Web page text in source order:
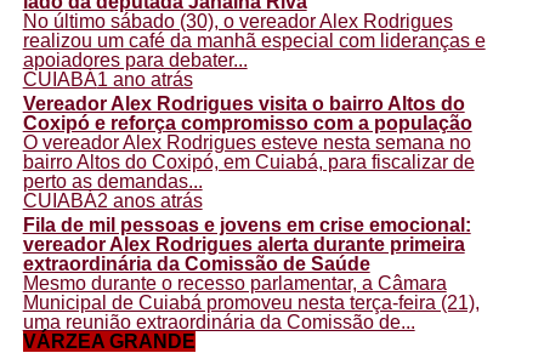
No último sábado (30), o vereador Alex Rodrigues
realizou um café da manhã especial com lideranças e
apoiadores para debater...
CUIABÁ1 ano atrás
Vereador Alex Rodrigues visita o bairro Altos do
Coxipó e reforça compromisso com a população
O vereador Alex Rodrigues esteve nesta semana no
bairro Altos do Coxipó, em Cuiabá, para fiscalizar de
perto as demandas...
CUIABÁ2 anos atrás
Fila de mil pessoas e jovens em crise emocional:
vereador Alex Rodrigues alerta durante primeira
extraordinária da Comissão de Saúde
Mesmo durante o recesso parlamentar, a Câmara
Municipal de Cuiabá promoveu nesta terça-feira (21),
uma reunião extraordinária da Comissão de...
VÁRZEA GRANDE